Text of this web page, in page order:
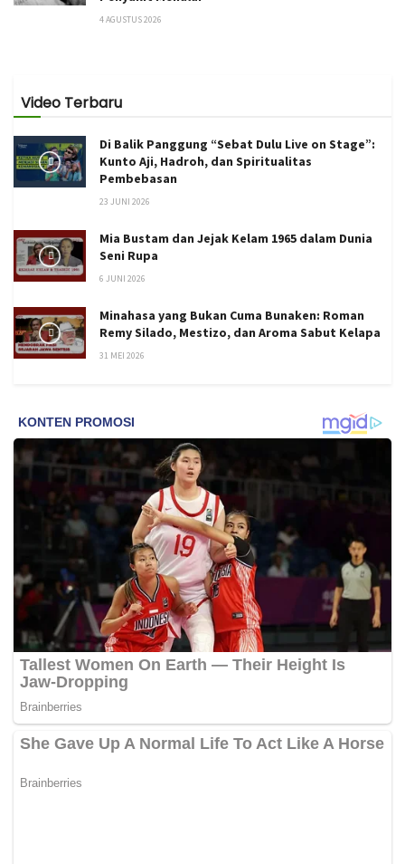
4 AGUSTUS 2026
Video Terbaru
Di Balik Panggung “Sebat Dulu Live on Stage”:
Kunto Aji, Hadroh, dan Spiritualitas
Pembebasan
23 JUNI 2026
Mia Bustam dan Jejak Kelam 1965 dalam Dunia
Seni Rupa
6 JUNI 2026
Minahasa yang Bukan Cuma Bunaken: Roman
Remy Silado, Mestizo, dan Aroma Sabut Kelapa
31 MEI 2026